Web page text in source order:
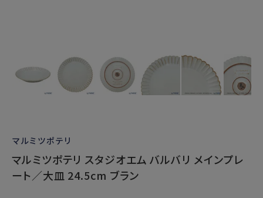
マルミツポテリ
マルミツポテリ スタジオエム バルバリ メインプレ
ート／大皿 24.5cm ブラン